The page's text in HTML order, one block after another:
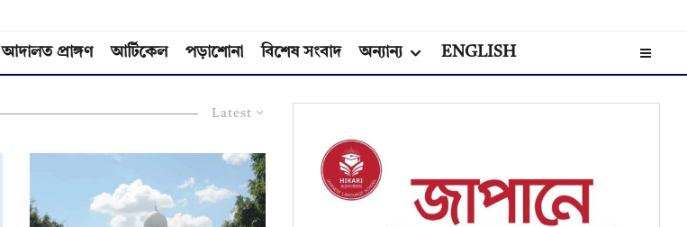
আদালত প্রাঙ্গণ আর্টিকেল পড়াশোনা বিশেষ সংবাদ অন্যান্য ENGLISH
Latest